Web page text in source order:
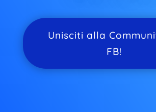
Unisciti alla
FB!